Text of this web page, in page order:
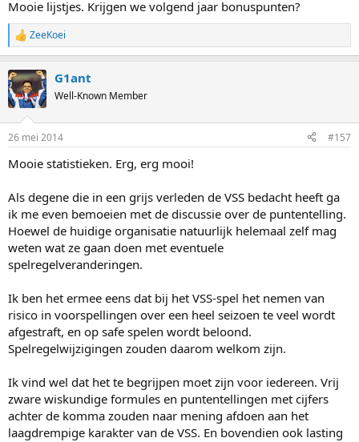
Mooie lijstjes. Krijgen we volgend jaar bonuspunten?
R
e
c
t
i
s
ZeeKoei
G1ant
Well-Known Member
26 mei 2014 #157
Mooie statistieken. Erg, erg mooi!
Als degene die in een grijs verleden de VSS bedacht heeft ga
ik me even bemoeien met de discussie over de puntentelling.
Hoewel de huidige organisatie natuurlijk helemaal zelf mag
weten wat ze gaan doen met eventuele
spelregelveranderingen.
Ik ben het ermee eens dat bij het VSS-spel het nemen van
risico in voorspellingen over een heel seizoen te veel wordt
afgestraft, en op safe spelen wordt beloond.
Spelregelwijzigingen zouden daarom welkom zijn.
Ik vind wel dat het te begrijpen moet zijn voor iedereen. Vrij
zware wiskundige formules en puntentellingen met cijfers
achter de komma zouden naar mening afdoen aan het
laagdrempige karakter van de VSS. En bovendien ook lasting